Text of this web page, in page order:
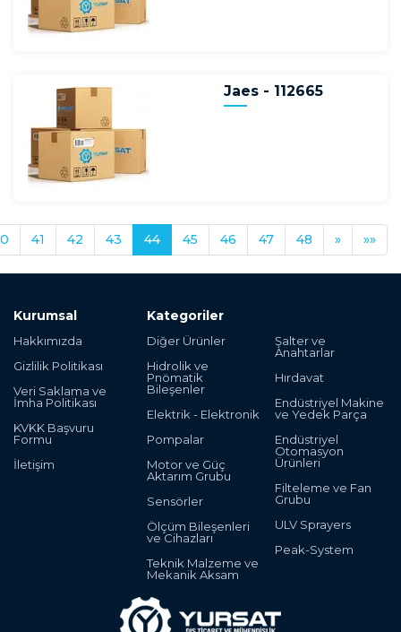
Jaes - 112665
41 42 43 44 45 46 47 48 » »»
Kurumsal
Hakkımızda
Gizlilik Politikası
Veri Saklama ve
İmha Politikası
KVKK Başvuru
Formu
İletişim
Kategoriler
Diğer Ürünler
Hidrolik ve
Pnömatik
Bileşenler
Elektrik - Elektronik
Pompalar
Motor ve Güç
Aktarım Grubu
Sensörler
Ölçüm Bileşenleri
ve Cihazları
Teknik Malzeme ve
Mekanik Aksam
Şalter ve
Anahtarlar
Hırdavat
Endüstriyel Makine
ve Yedek Parça
Endüstriyel
Otomasyon
Ürünleri
Filteleme ve Fan
Grubu
ULV Sprayers
Peak-System